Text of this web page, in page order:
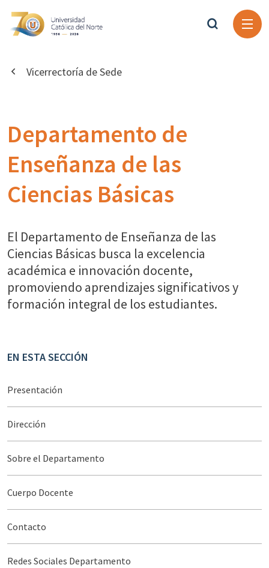
Vicerrectoría de Sede
Departamento de
Enseñanza de las
Ciencias Básicas
El Departamento de Enseñanza de las
Ciencias Básicas busca la excelencia
académica e innovación docente,
promoviendo aprendizajes significativos y
formación integral de los estudiantes.
EN ESTA SECCIÓN
Presentación
Dirección
Sobre el Departamento
Cuerpo Docente
Contacto
Redes Sociales Departamento